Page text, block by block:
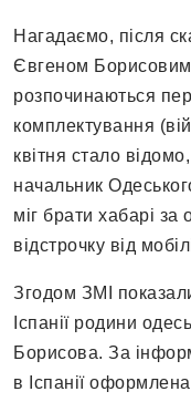
Нагадаємо, після
Євгеном Борисовим
розпочинаються
комплектування
квітня стало
начальник
міг брати хабарі за
відстрочку від
Згодом ЗМІ
Іспанії родини
Борисова. За
в Іспанії